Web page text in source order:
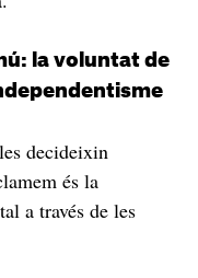
la voluntat de
decideixin
és la
a través de les